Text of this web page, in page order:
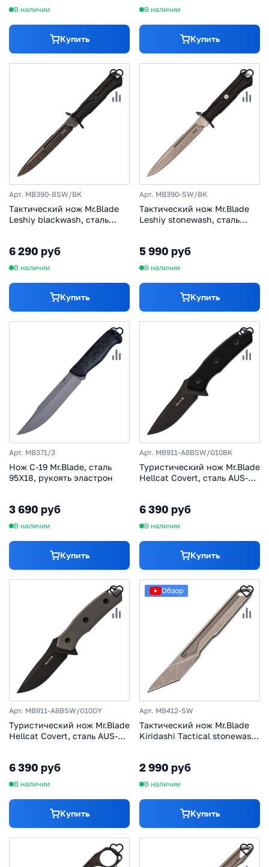
В наличии
Купить
В наличии
Купить
Арт. MB390-BSW/BK
Тактический нож Mr.Blade
Leshiy blackwash, сталь
6 290 руб
В наличии
Купить
Арт. MB390-SW/BK
Тактический нож Mr.Blade
Leshiy stonewash, сталь
5 990 руб
В наличии
Купить
Арт. MB371/3
Нож C-19 Mr.Blade, сталь
95Х18, рукоять эластрон
3 690 руб
В наличии
Купить
Арт. MB911-A8BSW/G10BK
Туристический нож Mr.Blade
Hellcat Covert, сталь AUS-8,
6 390 руб
В наличии
Купить
Арт. MB911-A8BSW/G10GY
Туристический нож Mr.Blade
Hellcat Covert, сталь AUS-8,
6 390 руб
В наличии
Купить
Обзор
Арт. MB412-SW
Тактический нож Mr.Blade
Kiridashi Tactical stonewash
2 990 руб
В наличии
Купить